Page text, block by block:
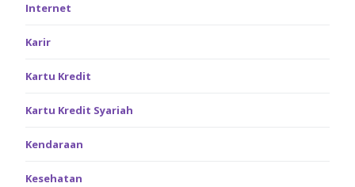
Internet
Karir
Kartu Kredit
Kartu Kredit Syariah
Kendaraan
Kesehatan